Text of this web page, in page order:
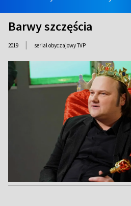
Barwy szczęścia
2019 | serial obyczajowy TVP